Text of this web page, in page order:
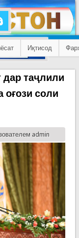
Иқтисод
таҷлили
оғози соли
admin